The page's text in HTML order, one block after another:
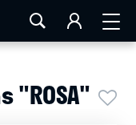
LA ROCHELLE
"ROSA"